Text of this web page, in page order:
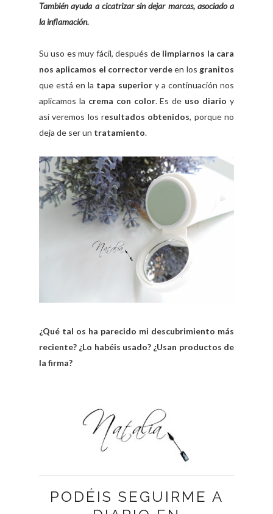
También ayuda a cicatrizar sin dejar marcas, asociado a
la inflamación.
Su uso es muy fácil, después de limpiarnos la cara
nos aplicamos el corrector verdeen los granitos
que está en la tapa superior y a continuación nos
aplicamos la crema con color. Es de uso diarioy
así veremos los resultados obtenidos, porque no
deja de ser un tratamiento.
¿Qué tal os ha parecido mi descubrimiento más
reciente? ¿Lo habéis usado? ¿Usan productos de
la firma?
PODÉIS SEGUIRME A